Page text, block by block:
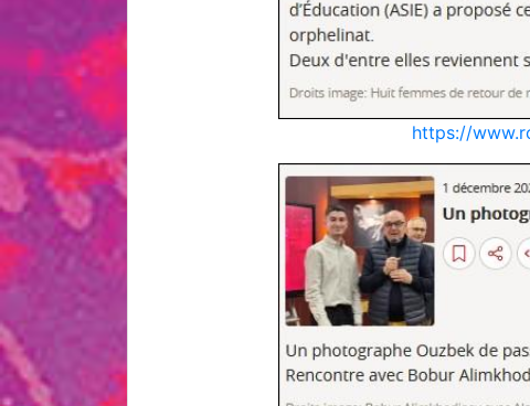
https://